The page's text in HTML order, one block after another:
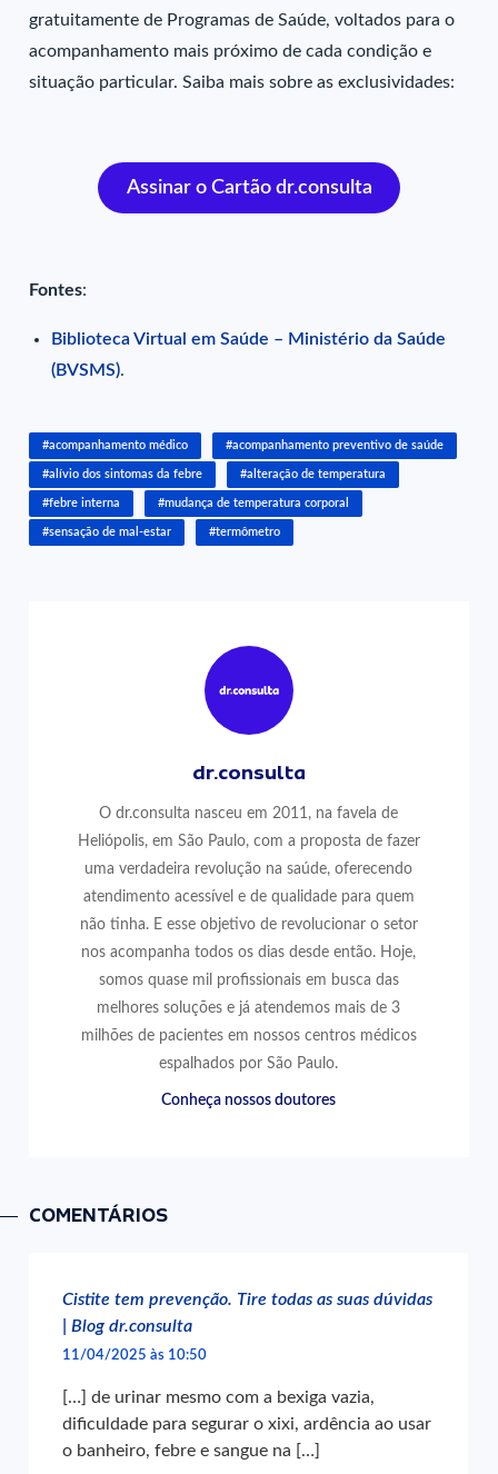
gratuitamente de Programas de Saúde, voltados para o
acompanhamento mais próximo de cada condição e
situação particular. Saiba mais sobre as exclusividades:
Assinar o Cartão dr.consulta
Fontes:
Biblioteca Virtual em Saúde – Ministério da Saúde
(BVSMS).
#acompanhamento médico #acompanhamento preventivo de saúde
#alívio dos sintomas da febre #alteração de temperatura
#febre interna #mudança de temperatura corporal
#sensação de mal-estar #termômetro
dr.consulta
O dr.consulta nasceu em 2011, na favela de
Heliópolis, em São Paulo, com a proposta de fazer
uma verdadeira revolução na saúde, oferecendo
atendimento acessível e de qualidade para quem
não tinha. E esse objetivo de revolucionar o setor
nos acompanha todos os dias desde então. Hoje,
somos quase mil profissionais em busca das
melhores soluções e já atendemos mais de 3
milhões de pacientes em nossos centros médicos
espalhados por São Paulo.
Conheça nossos doutores
COMENTÁRIOS
Cistite tem prevenção. Tire todas as suas dúvidas
| Blog dr.consulta
11/04/2025 às 10:50
[…] de urinar mesmo com a bexiga vazia,
dificuldade para segurar o xixi, ardência ao usar
o banheiro, febre e sangue na […]